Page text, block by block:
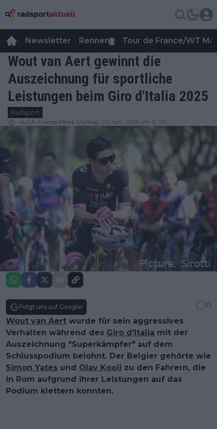
Newsletter Rennen Tour de France/WT
Wout van Aert gewinnt die
Auszeichnung für sportliche
Leistungen beim Giro d'Italia 2025
Radsport
durch Franco Perez Montag, 02 Juni 2025 um 12:00
Folgt uns auf Google!
0
Wout van Aert wurde für sein aggressives
Verhalten während des Giro d'Italia mit der
Auszeichnung "Superkämpfer" auf dem
Schlusspodium belohnt. Der Belgier gehörte wie
Simon Yates und Olav Kooij zu den Fahrern, die
in Rom aufgrund ihrer Leistungen auf das
Podium klettern konnten.